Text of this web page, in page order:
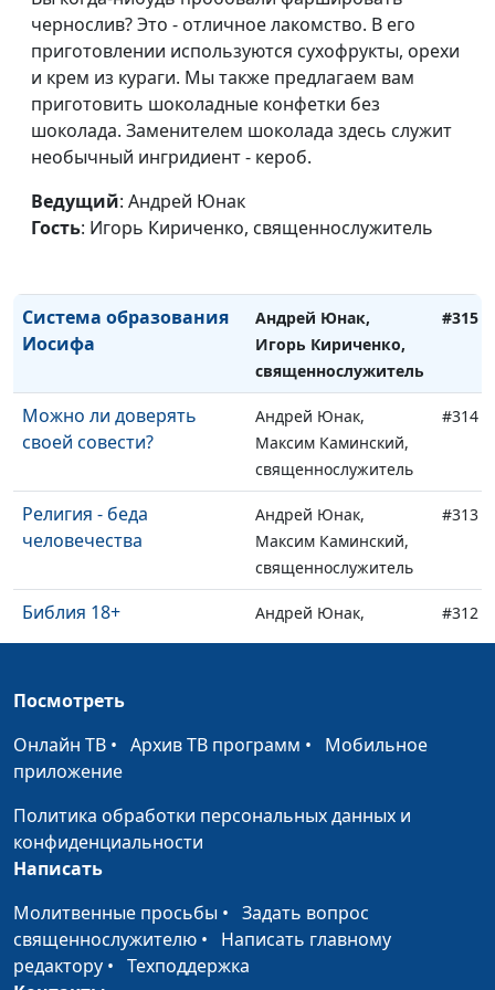
чернослив? Это - отличное лакомство. В его
приготовлении используются сухофрукты, орехи
и крем из кураги. Мы также предлагаем вам
приготовить шоколадные конфетки без
шоколада. Заменителем шоколада здесь служит
необычный ингридиент - кероб.
Ведущий: Андрей Юнак
Гость: Игорь Кириченко, священнослужитель
Во что я верю? (вторая
часть)
Андрей Юнак, Игорь
Кириченко,
священнослужитель
Во что я верю? (первая
часть)
Андрей Юнак, Игорь
Кириченко,
священнослужитель
Гармония в семье
Андрей Юнак, Игорь
Система образования
Иосифа
Андрей Юнак,
Игорь Кириченко,
священнослужитель
#315
Можно ли доверять
своей совести?
Андрей Юнак,
Максим Каминский,
священнослужитель
#314
Религия - беда
человечества
Андрей Юнак,
Максим Каминский,
священнослужитель
#313
Библия 18+
Андрей Юнак,
Максим Каминский,
#312
Как выбрать церковь и
не попасть в ад?
Максим Каминский,
Верить или доверять
Богу?
Андрей Юнак,
Недостойный
священник: как
реагировать
Андрей Юнак,
Максим Каминский,
Посмотреть
Онлайн ТВ • Архив ТВ программ • Мобильное
приложение
Политика обработки персональных данных и
конфиденциальности
Написать
Молитвенные просьбы • Задать вопрос
священнослужителю • Написать главному
редактору • Техподдержка